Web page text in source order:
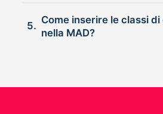
5.
Come inserire le classi di concorso
nella MAD?